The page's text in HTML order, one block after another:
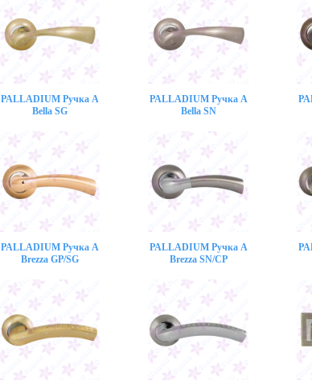
PALLADIUM Ручка A
Bella SG
PALLADIUM Ручка A
Bella SN
PALLADIUM Ручка A
Brezza GP/SG
PALLADIUM Ручка A
Brezza SN/CP